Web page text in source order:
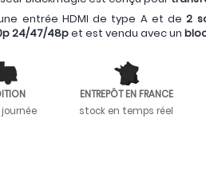
entrée HDMI de type A et de2
24/47/48pet est vendu avec un
ENTREPÔT EN FRANCE
stock en temps réel